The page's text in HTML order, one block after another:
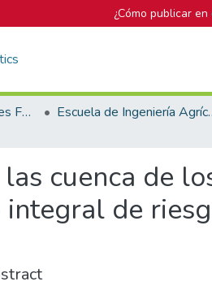
¿Cómo publicar
Biblioteca José Figueres Ferrer Escuela
cuenca de
de